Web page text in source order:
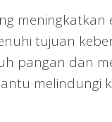
meningkatkan
tujuan
pangan dan
melindungi